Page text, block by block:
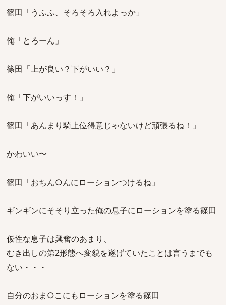
篠田「うふふ、そろそろ入れよっか」
俺「とろーん」
篠田「上が良い？下がいい？」
俺「下がいいっす！」
篠田「あんまり騎上位得意じゃないけど頑張るね！」
かわいい〜
篠田「おちん○んにローションつけるね」
ギンギンにそそり立った俺の息子にローションを塗る篠田
仮性な息子は興奮のあまり、
むき出しの第2形態へ変貌を遂げていたことは言うまでも
ない・・・
自分のおま○こにもローションを塗る篠田